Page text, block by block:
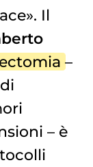
Il
–
– è